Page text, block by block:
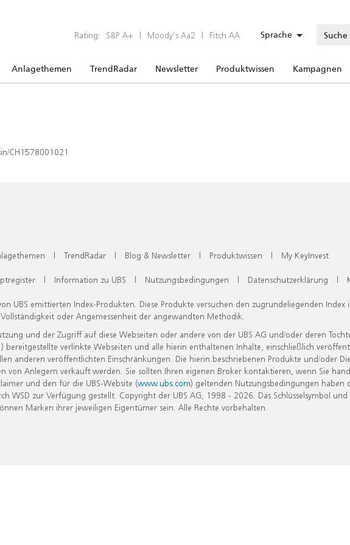
Rating: S&P A+ | Moody’s Aa2 | Fitch AA Sprache
Anlagethemen TrendRadar Newsletter Produktwissen Kampagnen
CH1578001021
| TrendRadar | Blog & Newsletter | Produktwissen | My KeyInvest
| Information zu UBS | Nutzungsbedingungen | Datenschutzerklärung |
UBS emittierten Index-Produkten. Diese Produkte versuchen den zugrundeliegenden Index
oder Angemessenheit der angewandten Methodik.
und der Zugriff auf diese Webseiten oder andere von der UBS AG und/oder deren
verlinkte Webseiten und alle hierin enthaltenen Inhalte, einschließlich
anderen veröffentlichten Einschränkungen. Die hierin beschriebenen Produkte und/oder
Anlegern verkauft werden. Sie sollten Ihren eigenen Broker kontaktieren, wenn Sie
und den für die UBS-Website (www.ubs.com) geltenden Nutzungsbedingungen haben
zur Verfügung gestellt. Copyright der UBS AG, 1998 - 2026. Das Schlüsselsymbol
Marken ihrer jeweiligen Eigentümer sein. Alle Rechte vorbehalten.